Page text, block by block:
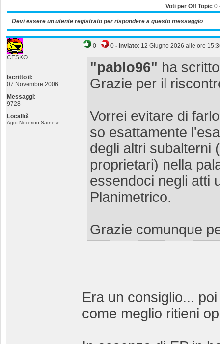
Voti per Off Topic 0
Devi essere un utente registrato per rispondere a questo messaggio
CESKO
Iscritto il:
07 Novembre 2006
Messaggi:
9728
Località
Agro Nocerino Sarnese
0 - 0 - Inviato: 12 Giugno 2026 alle ore
"pablo96" ha
Grazie per il
Vorrei evitare di
so esattamente
degli altri subalterni
proprietari) nella
essendoci negli atti
Planimetrico.
Grazie comunque
Era un consiglio...
come meglio ritieni